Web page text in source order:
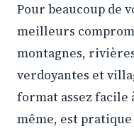
Pour beaucoup de
meilleurs
montagnes,
verdoyantes et
format assez facile
même, est